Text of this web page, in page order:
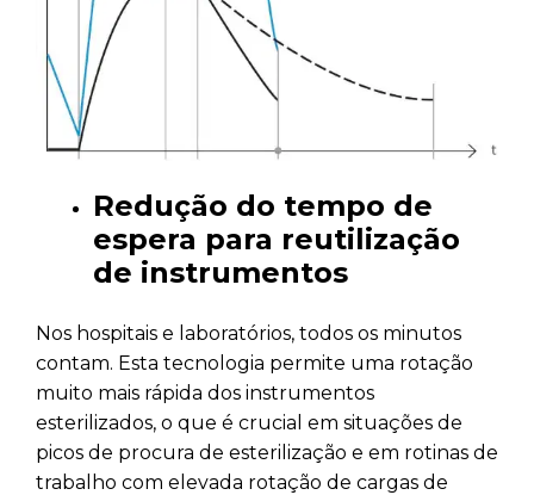
Redução do tempo de
espera para reutilização
de instrumentos
Nos hospitais e laboratórios, todos os minutos
contam. Esta tecnologia permite uma rotação
muito mais rápida dos instrumentos
esterilizados, o que é crucial em situações de
picos de procura de esterilização e em rotinas de
trabalho com elevada rotação de cargas de